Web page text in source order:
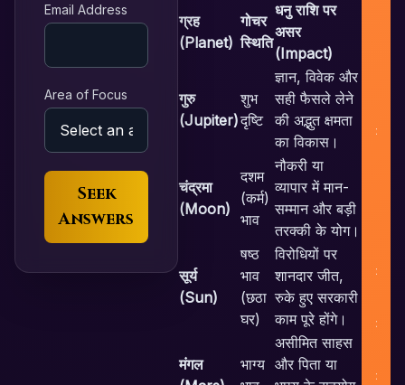
Email Address
Area of Focus
Seek
Answers
ग्रह
(Planet)
गोचर
स्थिति
धनु राशि पर
असर
(Impact)
गुरु
(Jupiter)
शुभ
दृष्टि
ज्ञान, विवेक और
सही फैसले लेने
की अद्भुत क्षमता
का विकास।
चंद्रमा
(Moon)
दशम
(कर्म)
भाव
नौकरी या
व्यापार में मान-
सम्मान और बड़ी
तरक्की के योग।
सूर्य
(Sun)
षष्ठ
भाव
(छठा
घर)
विरोधियों पर
शानदार जीत,
रुके हुए सरकारी
काम पूरे होंगे।
मंगल
भाग्य
असीमित साहस
और पिता या